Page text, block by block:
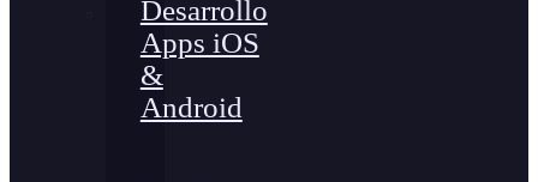
Desarrollo
Apps iOS
&
Android